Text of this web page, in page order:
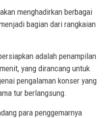
menghadirkan berbagai
bagian dari rangkaian
adalah penampilan
yang dirancang untuk
pengalaman konser yang
tur berlangsung.
para penggemarnya